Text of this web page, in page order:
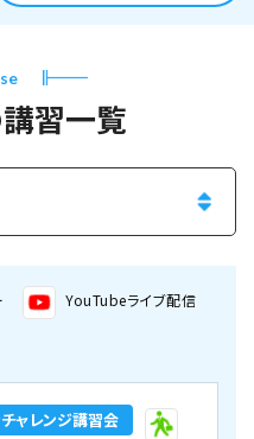
習一覧
YouTubeライブ配信
ャレンジ講習会